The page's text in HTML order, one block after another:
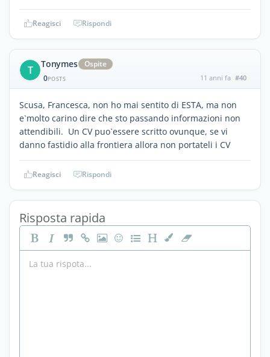
Reagisci Rispondi
T Tonymes
Ospite
0POSTS 11 anni fa #40
Scusa, Francesca, non ho mai sentito di ESTA, ma non
e`molto carino dire che sto passando informazioni non
attendibili. Un CV puo`essere scritto ovunque, se vi
danno fastidio alla frontiera allora non portateli i CV
Reagisci Rispondi
Risposta rapida